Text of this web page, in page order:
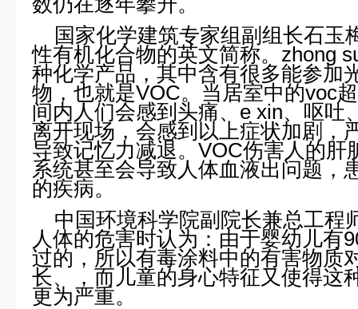
国家化学建筑专家组副组长石玉
性有机化合物的英文简称。zhong
种化学产品，其中含有很多能参加
物，也就是VOC。当居室中的voc
间内人们会感到头痛、e xin、呕吐
离开现场，会感到以上症状加剧，
导致记忆力减退。VOC伤害人的肝
系统甚至会导致人体血液出问题，
的疾病。
中国环境科学院副院长兼总工程
人体的危害时认为：由于婴幼儿有
过的，所以有毒涂料中的有害物质
长、，而儿童的身心特征又使得这
更为严重。